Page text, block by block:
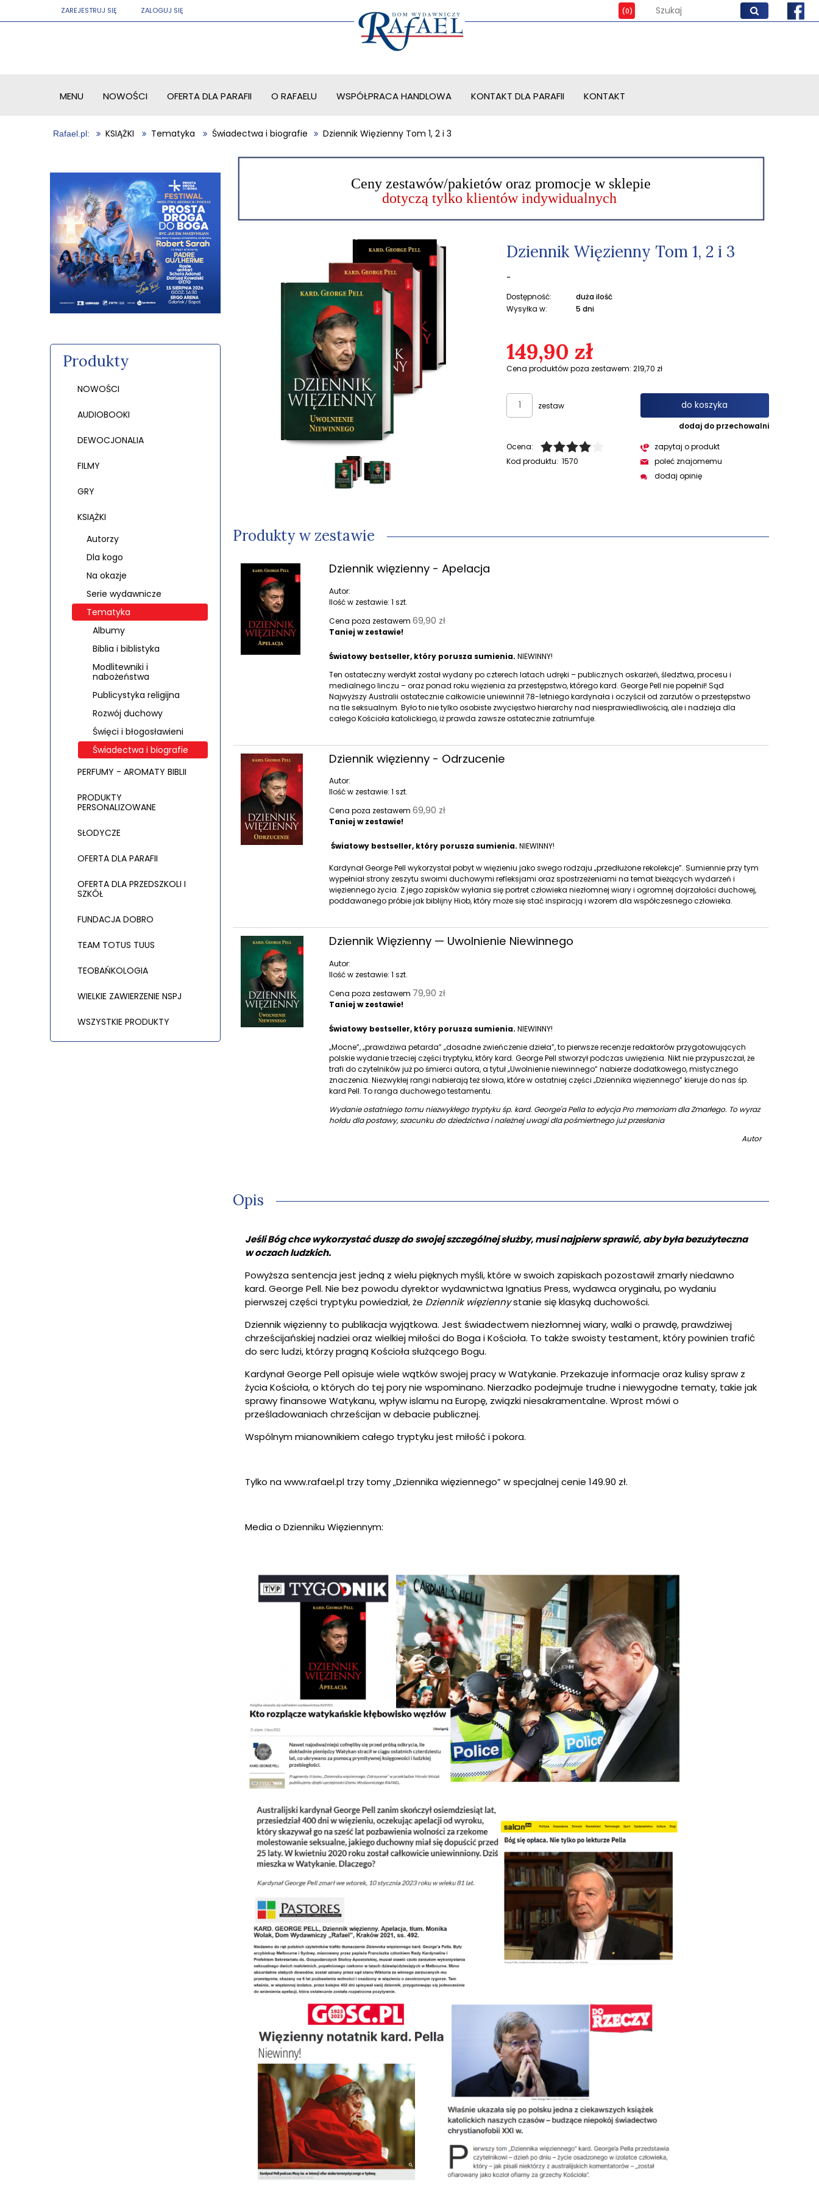
ZAREJESTRUJ SIĘ ZALOGUJ SIĘ
MENU NOWOŚCI OFERTA DLA PARAFII O RAFAELU WSPÓŁPRACA HANDLOWA KONTAKT DLA PARAFII KONTAKT
KSIĄŻKI Tematyka Świadectwa i biografie Dziennik Więzienny Tom 1, 2 i 3
Produkty
NOWOŚCI
AUDIOBOOKI
DEWOCJONALIA
FILMY
GRY
KSIĄŻKI
Autorzy
Dla kogo
Na okazje
Serie wydawnicze
Tematyka
Albumy
Biblia i biblistyka
Modlitewniki i
nabożeństwa
Publicystyka religijna
Rozwój duchowy
Święci i błogosławieni
Świadectwa i biografie
PERFUMY - AROMATY BIBLII
PRODUKTY
PERSONALIZOWANE
SŁODYCZE
OFERTA DLA PARAFII
OFERTA DLA PRZEDSZKOLI I
SZKÓŁ
FUNDACJA DOBRO
TEAM TOTUS TUUS
TEOBAŃKOLOGIA
WIELKIE ZAWIERZENIE NSPJ
WSZYSTKIE PRODUKTY
Ceny zestawów/pakietów oraz promocje w sklepie
dotyczą tylko klientów indywidualnych
Dziennik Więzienny Tom 1, 2 i 3
-
Dostępność:
duża ilość
Wysyłka w:
5 dni
149,90 zł
Cena produktów poza zestawem: 219,70 zł
zestaw do koszyka
dodaj do przechowalni
Ocena:
Kod produktu: 1570
zapytaj o produkt
poleć znajomemu
dodaj opinię
Produkty w zestawie
Dziennik więzienny - Apelacja
Autor:
Ilość w zestawie:1 szt.
Cena poza zestawem69,90 zł
Taniej w zestawie!
Światowy bestseller, który porusza sumienia. NIEWINNY!
Ten ostateczny werdykt został wydany po czterech latach udręki – publicznych oskarżeń, śledztwa, procesu i
medialnego linczu – oraz ponad roku więzienia za przestępstwo, którego kard. George Pell nie popełnił! Sąd
Najwyższy Australii ostatecznie całkowicie uniewinnił 78-letniego kardynała i oczyścił od zarzutów o przestępstwo
na tle seksualnym. Było to nie tylko osobiste zwycięstwo hierarchy nad niesprawiedliwością, ale i nadzieja dla
całego Kościoła katolickiego, iż prawda zawsze ostatecznie zatriumfuje.
Dziennik więzienny - Odrzucenie
Autor:
Ilość w zestawie:1 szt.
Cena poza zestawem69,90 zł
Taniej w zestawie!
Światowy bestseller, który porusza sumienia. NIEWINNY!
Kardynał George Pell wykorzystał pobyt w więzieniu jako swego rodzaju „przedłużone rekolekcje”. Sumiennie przy tym
wypełniał strony zeszytu swoimi duchowymi refleksjami oraz spostrzeżeniami na temat bieżących wydarzeń i
więziennego życia. Z jego zapisków wyłania się portret człowieka niezłomnej wiary i ogromnej dojrzałości duchowej,
poddawanego próbie jak biblijny Hiob, który może się stać inspiracją i wzorem dla współczesnego człowieka.
Dziennik Więzienny — Uwolnienie Niewinnego
Autor:
Ilość w zestawie:1 szt.
Cena poza zestawem 79,90 zł
Taniej w zestawie!
Światowy bestseller, który porusza sumienia.NIEWINNY!
„Mocne”, „prawdziwa petarda” „dosadne zwieńczenie dzieła”, to pierwsze recenzje redaktorów przygotowujących
polskie wydanie trzeciej części tryptyku, który kard. George Pell stworzył podczas uwięzienia. Nikt nie przypuszczał, że
trafi do czytelników już po śmierci autora, a tytuł „Uwolnienie niewinnego” nabierze dodatkowego, mistycznego
znaczenia. Niezwykłej rangi nabierają też słowa, które w ostatniej części „Dziennika więziennego” kieruje do nas śp.
kard Pell. To ranga duchowego testamentu.
Wydanie ostatniego tomu niezwykłego tryptyku śp. kard. George'a Pella to edycja Pro memoriam dla Zmarłego. To wyraz
hołdu dla postawy, szacunku do dziedzictwa i należnejuwagi dla pośmiertnego już przesłania
Autor
Opis
Jeśli Bóg chce wykorzystać duszę do swojej szczególnej służby, musi najpierw sprawić, aby była bezużyteczna
w oczach ludzkich.
Powyższa sentencja jest jedną z wielu pięknych myśli, które w swoich zapiskach pozostawił zmarły niedawno
kard. George Pell. Nie bez powodu dyrektor wydawnictwa Ignatius Press, wydawca oryginału, po wydaniu
pierwszej części tryptyku powiedział, że Dziennik więziennystanie się klasyką duchowości.
Dziennik więzienny to publikacja wyjątkowa. Jest świadectwem niezłomnej wiary, walki o prawdę, prawdziwej
chrześcijańskiej nadziei oraz wielkiej miłości do Boga i Kościoła. To także swoisty testament, który powinien trafić
do serc ludzi, którzy pragną Kościoła służącego Bogu.
Kardynał George Pell opisuje wiele wątków swojej pracy w Watykanie. Przekazuje informacje oraz kulisy spraw z
życia Kościoła, o których do tej pory nie wspominano. Nierzadko podejmuje trudne i niewygodne tematy, takie jak
sprawy finansowe Watykanu, wpływ islamu na Europę, związki niesakramentalne. Wprost mówi o
prześladowaniach chrześcijan w debacie publicznej.
Wspólnym mianownikiem całego tryptyku jest miłość i pokora.
Tylko nawww.rafael.pl trzy tomy „Dziennika więziennego” w specjalnej cenie 149.90 zł.
Media o Dzienniku Więziennym: